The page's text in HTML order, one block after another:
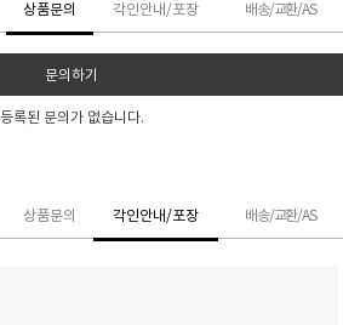
상품문의 각인안내/포장 배송/교환/AS
문의하기
등록된 문의가 없습니다.
상품문의 각인안내/포장 배송/교환/AS